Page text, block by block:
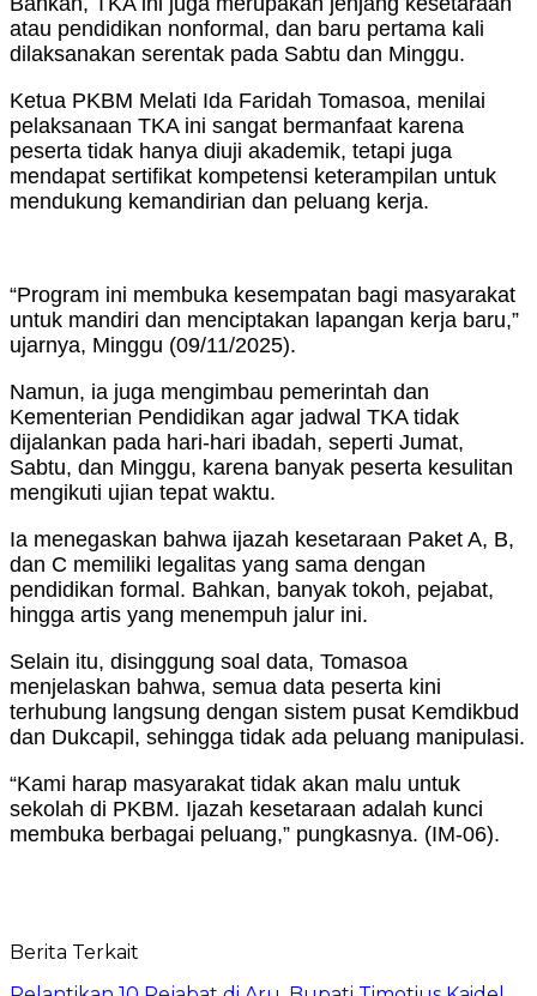
atau pendidikan nonformal, dan baru pertama kali
dilaksanakan serentak pada Sabtu dan Minggu.
Ketua PKBM Melati Ida Faridah Tomasoa, menilai
pelaksanaan TKA ini sangat bermanfaat karena
peserta tidak hanya diuji akademik, tetapi juga
mendapat sertifikat kompetensi keterampilan untuk
mendukung kemandirian dan peluang kerja.
“Program ini membuka kesempatan bagi masyarakat
untuk mandiri dan menciptakan lapangan kerja baru,”
ujarnya, Minggu (09/11/2025).
Namun, ia juga mengimbau pemerintah dan
Kementerian Pendidikan agar jadwal TKA tidak
dijalankan pada hari-hari ibadah, seperti Jumat,
Sabtu, dan Minggu, karena banyak peserta kesulitan
mengikuti ujian tepat waktu.
Ia menegaskan bahwa ijazah kesetaraan Paket A, B,
dan C memiliki legalitas yang sama dengan
pendidikan formal. Bahkan, banyak tokoh, pejabat,
hingga artis yang menempuh jalur ini.
Selain itu, disinggung soal data, Tomasoa
menjelaskan bahwa, semua data peserta kini
terhubung langsung dengan sistem pusat Kemdikbud
dan Dukcapil, sehingga tidak ada peluang manipulasi.
“Kami harap masyarakat tidak akan malu untuk
sekolah di PKBM. Ijazah kesetaraan adalah kunci
membuka berbagai peluang,” pungkasnya. (IM-06).
Berita Terkait